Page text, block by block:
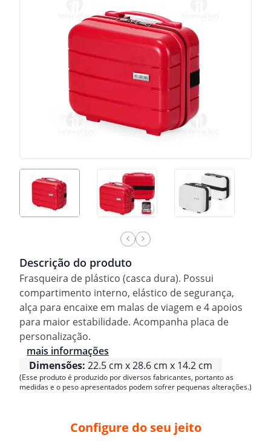
Descrição do produto
Frasqueira de plástico (casca dura). Possui
compartimento interno, elástico de segurança,
alça para encaixe em malas de viagem e 4 apoios
para maior estabilidade. Acompanha placa de
personalização.
mais informações
Dimensões: 22.5 cm x 28.6 cm x 14.2 cm
(Esse produto é produzido por diversos fabricantes, portanto as
medidas e o peso apresentados podem sofrer pequenas alterações.)
Configure do seu jeito